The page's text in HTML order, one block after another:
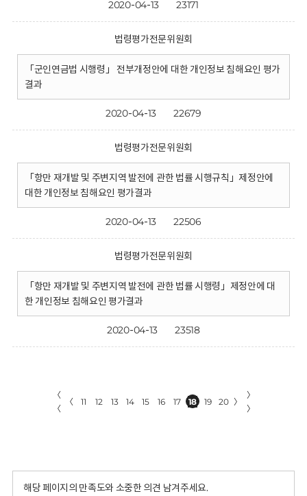
2020-04-13 23171
법령평가전문위원회
「군인연금법 시행령」 전부개정안에 대한 개인정보 침해요인 평가
결과
2020-04-13 22679
법령평가전문위원회
「항만 재개발 및 주변지역 발전에 관한 법률 시행규칙」제정안에
대한 개인정보 침해요인 평가결과
2020-04-13 22506
법령평가전문위원회
「항만 재개발 및 주변지역 발전에 관한 법률 시행령」제정안에 대
한 개인정보 침해요인 평가결과
2020-04-13 23518
〈
〈
〈 11 12 13 14 15 16 17 18 19 20 〉
〉
〉
해당 페이지의 만족도와 소중한 의견 남겨주세요.